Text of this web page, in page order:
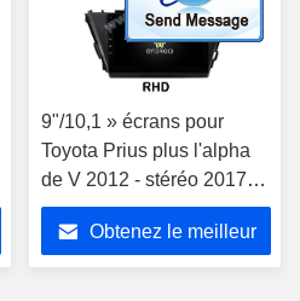
9"/10,1 » écrans pour
Toyota Prius plus l'alpha
de V 2012 - stéréo 2017
de multimédia de voiture
Obtenez le meilleur